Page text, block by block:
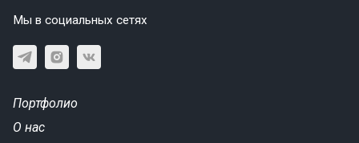
Мы в социальных сетях
Портфолио
О нас